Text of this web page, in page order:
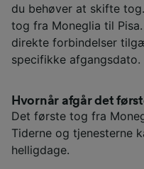
du behøver at skifte
tog fra Moneglia til
direkte forbindelser
specifikke afgangsdato.
Hvornår afgår det
Det første tog fra
Tiderne og tjenesterne
helligdage.